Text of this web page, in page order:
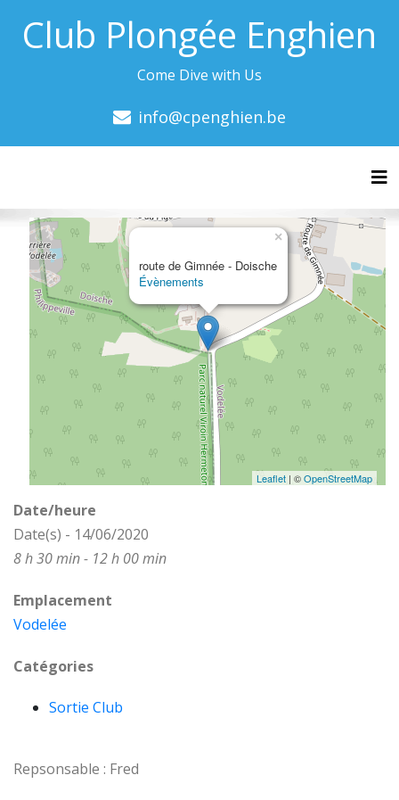
Club Plongée Enghien
Come Dive with Us
info@cpenghien.be
route de Gimnée - Doische
Évènements
×
Leaflet | ©OpenStreetMap
Date/heure
Date(s) - 14/06/2020
8 h 30 min - 12 h 00 min
Emplacement
Vodelée
Catégories
Sortie Club
Repsonsable : Fred